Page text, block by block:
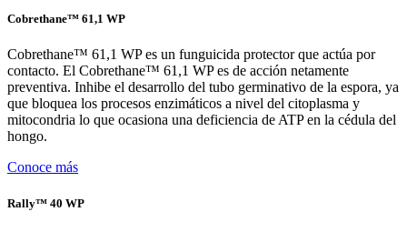
Cobrethane™ 61,1 WP
Cobrethane™ 61,1 WP es un funguicida protector que actúa por
contacto. El Cobrethane™ 61,1 WP es de acción netamente
preventiva. Inhibe el desarrollo del tubo germinativo de la espora, ya
que bloquea los procesos enzimáticos a nivel del citoplasma y
mitocondria lo que ocasiona una deficiencia de ATP en la cédula del
hongo.
Conoce más
Rally™ 40 WP